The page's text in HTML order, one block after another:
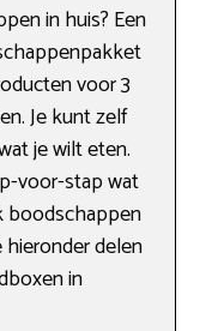
in huis? Een
voor 3
Je kunt zelf
je wilt eten.
voor-stap wat
boodschappen
delen
in